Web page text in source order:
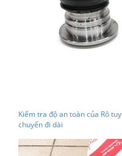
Kiểm tra độ an toàn của Rô
chuyến đi dài